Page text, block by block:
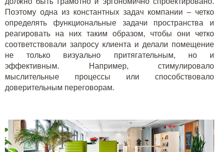
Поэтому одна из константных задач компании – четко
определять функциональные задачи пространства и
реагировать на них таким образом, чтобы они четко
соответствовали запросу клиента и делали помещение
не только визуально притягательным, но и
эффективным. Например, стимулировало
мыслительные процессы или способствовало
доверительным переговорам.